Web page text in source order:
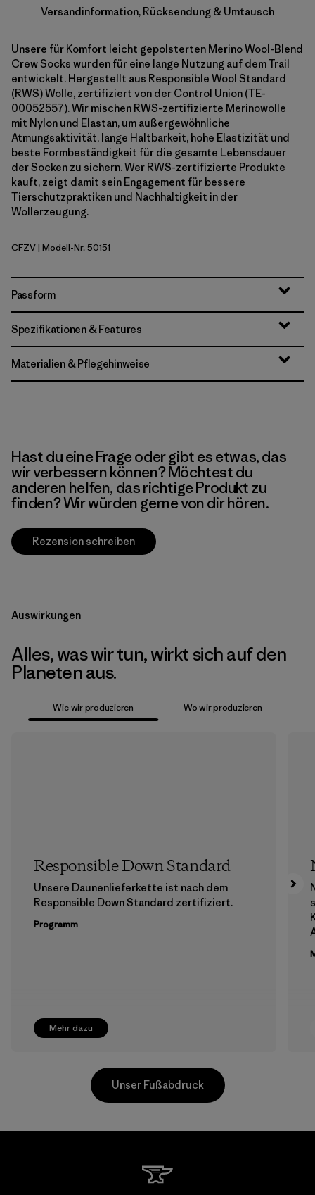
Versandinformation, Rücksendung & Umtausch
Unsere für Komfort leicht gepolsterten Merino Wool-Blend
Crew Socks wurden für eine lange Nutzung auf dem Trail
entwickelt. Hergestellt aus Responsible Wool Standard
(RWS) Wolle, zertifiziert von der Control Union (TE-
00052557). Wir mischen RWS-zertifizierte Merinowolle
mit Nylon und Elastan, um außergewöhnliche
Atmungsaktivität, lange Haltbarkeit, hohe Elastizität und
beste Formbeständigkeit für die gesamte Lebensdauer
der Socken zu sichern. Wer RWS-zertifizierte Produkte
kauft, zeigt damit sein Engagement für bessere
Tierschutzpraktiken und Nachhaltigkeit in der
Wollerzeugung.
Classic Fitz Roy: Viking Blue
CFZV| Modell-Nr. 50151
Passform
Spezifikationen & Features
Materialien & Pflegehinweise
Hast du eine Frage oder gibt es etwas, das
wir verbessern können? Möchtest du
anderen helfen, das richtige Produkt zu
finden? Wir würden gerne von dir hören.
Rezension schreiben
Auswirkungen
Alles, was wir tun, wirkt sich auf den
Planeten aus.
Wie wir produzieren Wo wir produzieren
Mehr dazu
Responsible Down Standard
Unsere Daunenlieferkette ist nach dem
Responsible Down Standard zertifiziert.
Programm
Unser Fußabdruck